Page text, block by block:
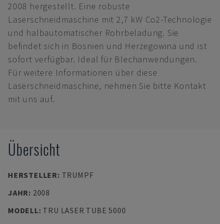
2008 hergestellt. Eine robuste
Laserschneidmaschine mit 2,7 kW Co2-Technologie
und halbautomatischer Rohrbeladung. Sie
befindet sich in Bosnien und Herzegowina und ist
sofort verfügbar. Ideal für Blechanwendungen.
Für weitere Informationen über diese
Laserschneidmaschine, nehmen Sie bitte Kontakt
mit uns auf.
Übersicht
HERSTELLER: TRUMPF
JAHR: 2008
MODELL: TRU LASER TUBE 5000